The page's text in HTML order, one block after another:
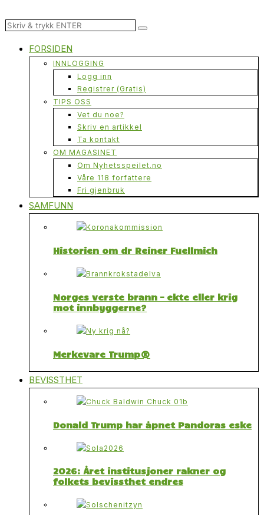
FORSIDEN
INNLOGGING
Logg inn
Registrer (Gratis)
TIPS OSS
Vet du noe?
Skriv en artikkel
Ta kontakt
OM MAGASINET
Om Nyhetsspeilet.no
Våre 118 forfattere
Fri gjenbruk
SAMFUNN
Historien om dr Reiner Fuellmich
Norges verste brann – ekte eller krig
mot innbyggerne?
Merkevare Trump®
BEVISSTHET
Donald Trump har åpnet Pandoras eske
2026: Året institusjoner rakner og
folkets bevissthet endres